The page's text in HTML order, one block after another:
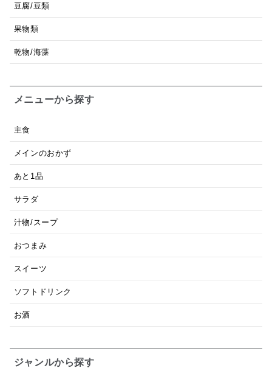
豆腐/豆類
果物類
乾物/海藻
メニューから探す
主食
メインのおかず
あと1品
サラダ
汁物/スープ
おつまみ
スイーツ
ソフトドリンク
お酒
ジャンルから探す